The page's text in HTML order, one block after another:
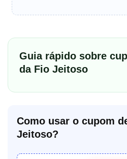
Guia rápido sobre
da Fio Jeitoso
Como usar o cupom
Jeitoso?